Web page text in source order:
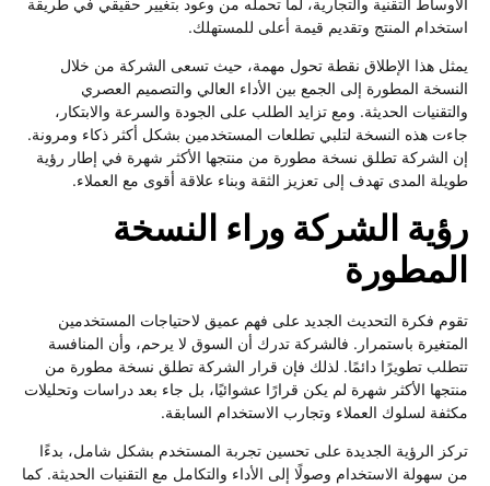
استخدام المنتج وتقديم قيمة أعلى للمستهلك.
يمثل هذا الإطلاق نقطة تحول مهمة، حيث تسعى الشركة من خلال
النسخة المطورة إلى الجمع بين الأداء العالي والتصميم العصري
والتقنيات الحديثة. ومع تزايد الطلب على الجودة والسرعة والابتكار،
جاءت هذه النسخة لتلبي تطلعات المستخدمين بشكل أكثر ذكاء ومرونة.
إن الشركة تطلق نسخة مطورة من منتجها الأكثر شهرة في إطار رؤية
طويلة المدى تهدف إلى تعزيز الثقة وبناء علاقة أقوى مع العملاء.
رؤية الشركة وراء النسخة
المطورة
تقوم فكرة التحديث الجديد على فهم عميق لاحتياجات المستخدمين
المتغيرة باستمرار. فالشركة تدرك أن السوق لا يرحم، وأن المنافسة
تتطلب تطويرًا دائمًا. لذلك فإن قرار الشركة تطلق نسخة مطورة من
منتجها الأكثر شهرة لم يكن قرارًا عشوائيًا، بل جاء بعد دراسات وتحليلات
مكثفة لسلوك العملاء وتجارب الاستخدام السابقة.
تركز الرؤية الجديدة على تحسين تجربة المستخدم بشكل شامل، بدءًا
من سهولة الاستخدام وصولًا إلى الأداء والتكامل مع التقنيات الحديثة. كما